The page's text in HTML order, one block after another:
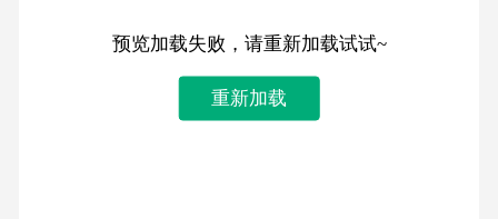
预览加载失败，请重新加载试试~
重新加载